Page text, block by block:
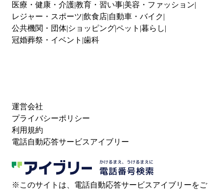
医療・健康・介護教育・習い事 美容・ファッション
レジャー・スポーツ 飲食店 自動車・バイク
公共機関・団体 ショッピングペット 暮らし
冠婚葬祭・イベント 歯科
運営会社
プライバシーポリシー
利用規約
電話自動応答サービスアイブリー
※このサイトは、電話自動応答サービスアイブリーをご